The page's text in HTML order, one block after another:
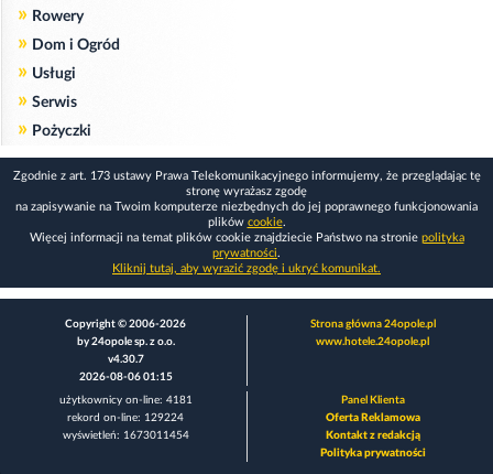
» Rowery
» Dom i Ogród
» Usługi
» Serwis
» Pożyczki
Zgodnie z art. 173 ustawy Prawa Telekomunikacyjnego informujemy, że przeglądając tę
stronę wyrażasz zgodę
na zapisywanie na Twoim komputerze niezbędnych do jej poprawnego funkcjonowania
plików cookie.
Więcej informacji na temat plików cookie znajdziecie Państwo na stronie polityka
prywatności.
Kliknij tutaj, aby wyrazić zgodę i ukryć komunikat.
Copyright © 2006-2026
by 24opole sp. z o.o.
v4.30.7
2026-08-06 01:15
Strona główna 24opole.pl
www.hotele.24opole.pl
użytkownicy on-line: 4181
rekord on-line: 129224
wyświetleń: 1673011454
Panel Klienta
Oferta Reklamowa
Kontakt z redakcją
Polityka prywatności